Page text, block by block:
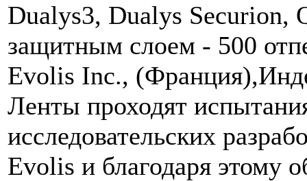
Dualys3, Dualys Securion,
защитным слоем - 500
Evolis Inc.,
Ленты проходят
исследовательских
Evolis и благодаря этому